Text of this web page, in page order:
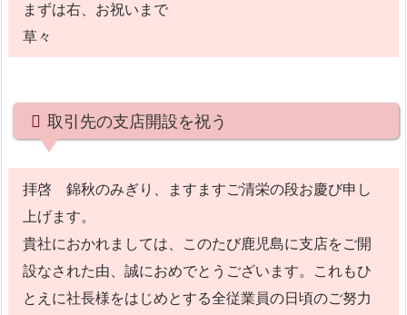
まずは右、お祝いまで
草々
取引先の支店開設を祝う
拝啓 錦秋のみぎり、ますますご清栄の段お慶び申し
上げます。
貴社におかれましては、このたび鹿児島に支店をご開
設なされた由、誠におめでとうございます。これもひ
とえに社長様をはじめとする全従業員の日頃のご努力